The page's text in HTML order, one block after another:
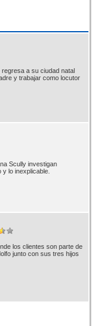
a su ciudad natal
y trabajar como locutor
Scully investigan
lo inexplicable.
los clientes son parte de
junto con sus tres hijos